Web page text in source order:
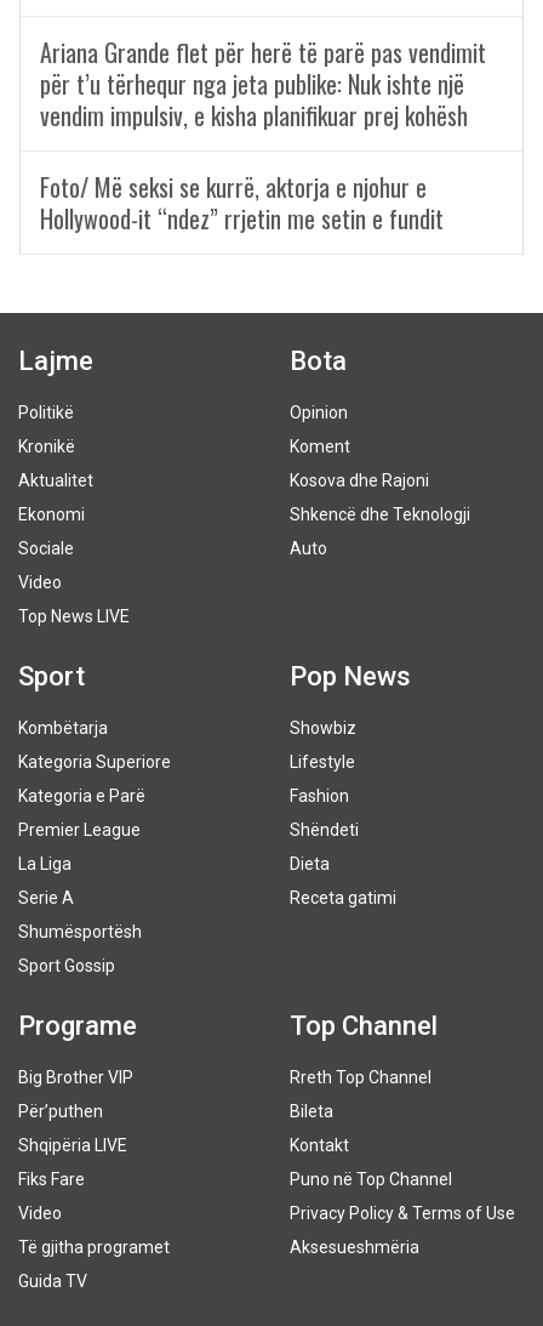
Ariana Grande flet për herë të parë pas vendimit
për t’u tërhequr nga jeta publike: Nuk ishte një
vendim impulsiv, e kisha planifikuar prej kohësh
Foto/ Më seksi se kurrë, aktorja e njohur e
Hollywood-it “ndez” rrjetin me setin e fundit
Lajme
Politikë
Kronikë
Aktualitet
Ekonomi
Sociale
Video
Top News LIVE
Bota
Opinion
Koment
Kosova dhe Rajoni
Shkencë dhe Teknologji
Auto
Sport
Kombëtarja
Kategoria Superiore
Kategoria e Parë
Premier League
La Liga
Serie A
Shumësportësh
Sport Gossip
Pop News
Showbiz
Lifestyle
Fashion
Shëndeti
Dieta
Receta gatimi
Programe
Big Brother VIP
Për’puthen
Shqipëria LIVE
Fiks Fare
Video
Të gjitha programet
Guida TV
Top Channel
Rreth Top Channel
Bileta
Kontakt
Puno në Top Channel
Privacy Policy & Terms of Use
Aksesueshmëria